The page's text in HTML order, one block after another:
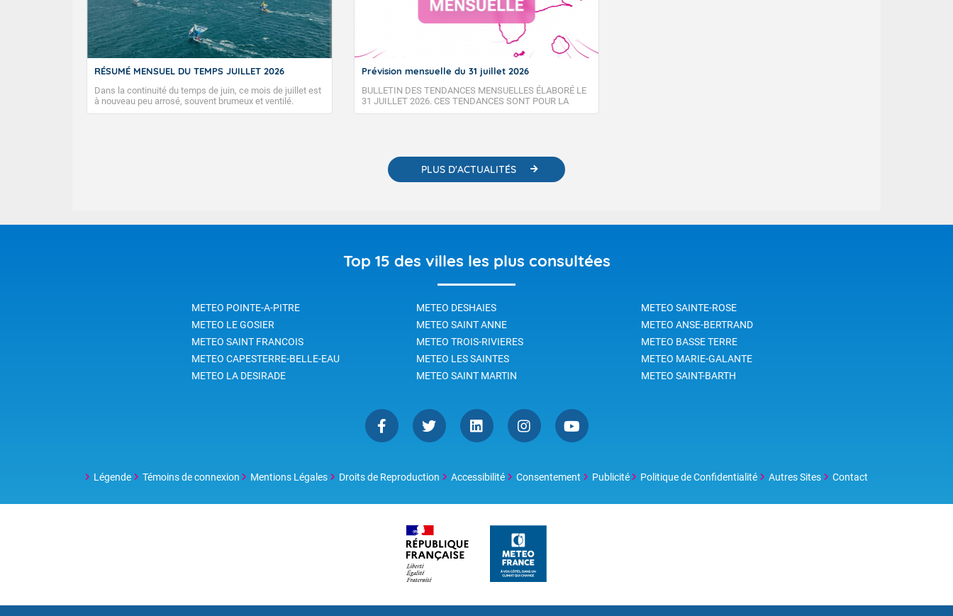
RÉSUMÉ MENSUEL DU TEMPS JUILLET 2026
Dans la continuité du temps de juin, ce mois de juillet est
à nouveau peu arrosé, souvent brumeux et ventilé.
Prévision mensuelle du 31 juillet 2026
BULLETIN DES TENDANCES MENSUELLES ÉLABORÉ LE
31 JUILLET 2026. CES TENDANCES SONT POUR LA
GUADELOUPE ET LES ÎLES DU NORD, SAINT-MARTIN ET
PLUS D'ACTUALITÉS
Top 15 des villes les plus consultées
METEO POINTE-A-PITRE METEO DESHAIES
METEO SAINTE-ROSE
METEO LE GOSIER
METEO SAINT ANNE
METEO ANSE-BERTRAND
METEO SAINT FRANCOIS
METEO TROIS-RIVIERES
METEO BASSE TERRE
METEO CAPESTERRE-BELLE-EAU
METEO LES SAINTES
METEO MARIE-GALANTE
METEO LA DESIRADE
METEO SAINT MARTIN METEO SAINT-BARTH
Légende Témoins de connexion Mentions Légales Droits de Reproduction Accessibilité Consentement Publicité Politique de Confidentialité Autres Sites Contact